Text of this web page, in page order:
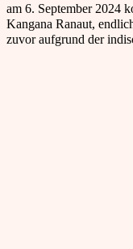
am 6. September 2024
Kangana Ranaut,
zuvor aufgrund der